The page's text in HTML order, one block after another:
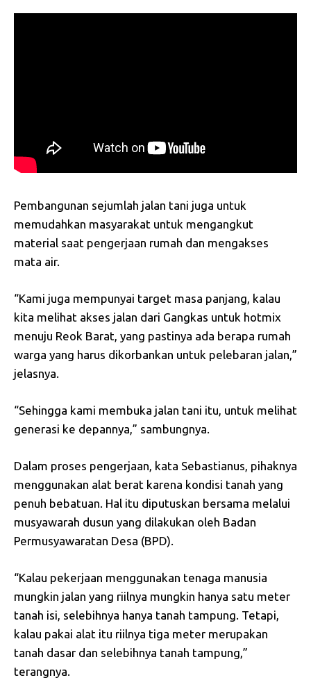
Pembangunan sejumlah jalan tani juga untuk
memudahkan masyarakat untuk mengangkut
material saat pengerjaan rumah dan mengakses
mata air.
“Kami juga mempunyai target masa panjang, kalau
kita melihat akses jalan dari Gangkas untuk hotmix
menuju Reok Barat, yang pastinya ada berapa rumah
warga yang harus dikorbankan untuk pelebaran jalan,”
jelasnya.
“Sehingga kami membuka jalan tani itu, untuk melihat
generasi ke depannya,” sambungnya.
Dalam proses pengerjaan, kata Sebastianus, pihaknya
menggunakan alat berat karena kondisi tanah yang
penuh bebatuan. Hal itu diputuskan bersama melalui
musyawarah dusun yang dilakukan oleh Badan
Permusyawaratan Desa (BPD).
“Kalau pekerjaan menggunakan tenaga manusia
mungkin jalan yang riilnya mungkin hanya satu meter
tanah isi, selebihnya hanya tanah tampung. Tetapi,
kalau pakai alat itu riilnya tiga meter merupakan
tanah dasar dan selebihnya tanah tampung,”
terangnya.